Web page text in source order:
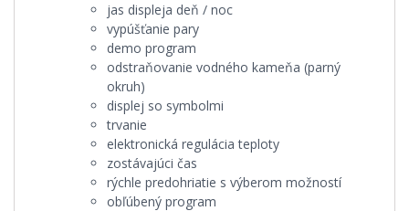
jas displeja deň / noc
vypúšťanie pary
demo program
odstraňovanie vodného kameňa (parný
okruh)
displej so symbolmi
trvanie
elektronická regulácia teploty
zostávajúci čas
rýchle predohriatie s výberom možností
obľúbený program